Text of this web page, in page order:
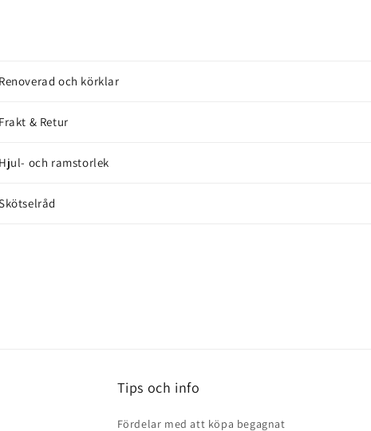
Renoverad och körklar
Frakt & Retur
Hjul- och ramstorlek
Tips och info
Fördelar med att köpa begagnat